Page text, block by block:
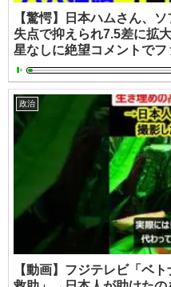
【驚愕】日本ハムさん、
失点で抑えられ7.5差に拡
星なしに絶望コメントでフ
政治
【動画】フジテレビ「ベ